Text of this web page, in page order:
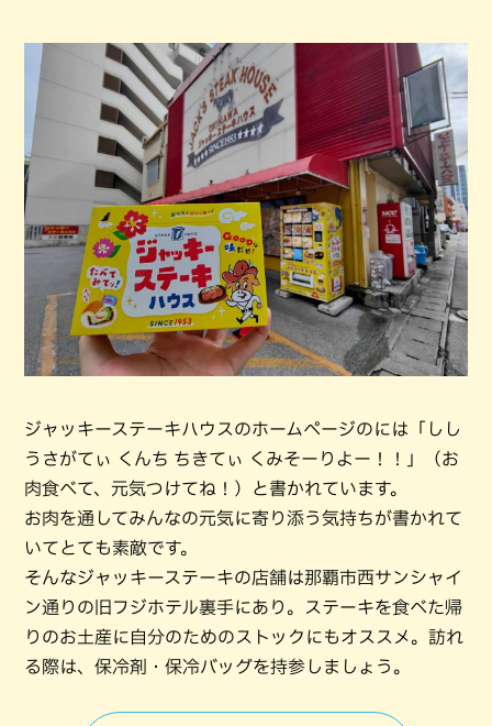
ジャッキーステーキハウスのホームページのには「しし
うさがてぃ くんち ちきてぃ くみそーりよー！！」（お
肉食べて、元気つけてね！）と書かれています。
お肉を通してみんなの元気に寄り添う気持ちが書かれて
いてとても素敵です。
そんなジャッキーステーキの店舗は那覇市西サンシャイ
ン通りの旧フジホテル裏手にあり。ステーキを食べた帰
りのお土産に自分のためのストックにもオススメ。訪れ
る際は、保冷剤・保冷バッグを持参しましょう。